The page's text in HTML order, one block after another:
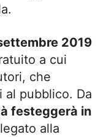
2019
a cui
che
al pubblico. Da
festeggerà in
legato alla